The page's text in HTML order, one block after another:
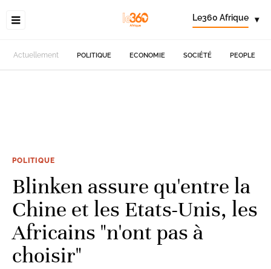
Le360 Afrique ▾
Actuellement POLITIQUE ECONOMIE SOCIÉTÉ PEOPLE
POLITIQUE
Blinken assure qu'entre la
Chine et les Etats-Unis, les
Africains "n'ont pas à
choisir"